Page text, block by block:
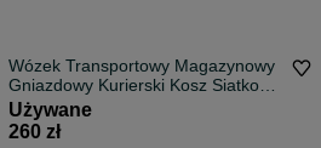
Wózek Transportowy Magazynowy
Gniazdowy Kurierski Kosz Siatkowy
Rollko
Używane
260 zł